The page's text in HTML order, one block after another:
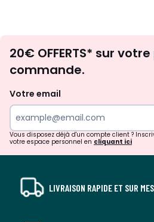
20€ OFFERTS* sur
commande.
Votre email
Vous disposez déjà d'un compte client ?
votre espace personnel en cliquant ici
LIVRAISON RAPIDE ET SUR